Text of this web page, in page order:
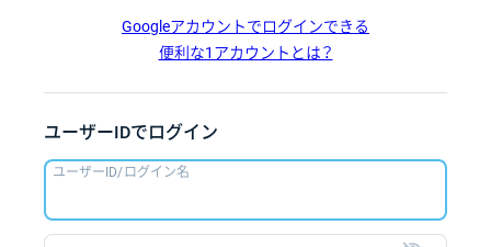
Googleアカウントでログインできる
便利な1アカウントとは？
ユーザーIDでログイン
ユーザーID/ログイン名